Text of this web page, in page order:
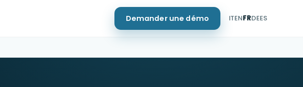
Demander une démo ITENFRDEES